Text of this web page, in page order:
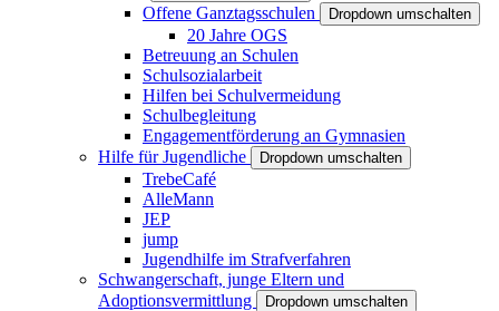
Offene Ganztagsschulen Dropdown umschalten
20 Jahre OGS
Betreuung an Schulen
Schulsozialarbeit
Hilfen bei Schulvermeidung
Schulbegleitung
Engagementförderung an Gymnasien
Hilfe für Jugendliche
Dropdown umschalten
TrebeCafé
AlleMann
JEP
jump
Jugendhilfe im Strafverfahren
Schwangerschaft, junge Eltern und
Adoptionsvermittlung
Dropdown umschalten